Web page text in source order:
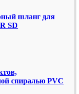
шланг для
SD
спиралью PVC